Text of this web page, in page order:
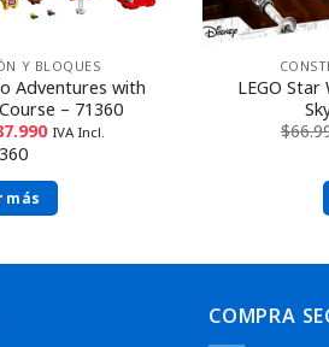
Y BLOQUES
Adventures with
– 71360
IVA Incl.
más
LEGO Star
$
COMPRA